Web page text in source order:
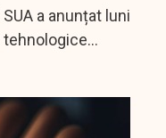
a anunțat luni
tehnologice
500 de